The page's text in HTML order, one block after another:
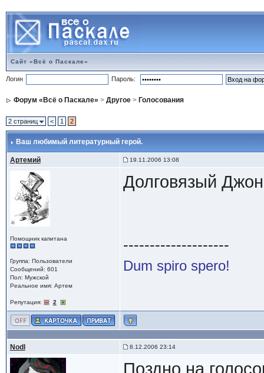
Сайт «Всё о Паскале»
Логин Пароль:
Форум «Всё о Паскале» > Другое> Голосования
2 страниц < 1 2
Ваш любимый литературный герой.
Артемий 19.11.2006 13:08
Помощник капитана
Группа: Пользователи
Сообщений: 601
Пол: Мужской
Реальное имя: Артем
Репутация: 2
Долговязый
--------------------
Dum spiro spero!
Nodl 8.12.2006 23:14
Поздно на